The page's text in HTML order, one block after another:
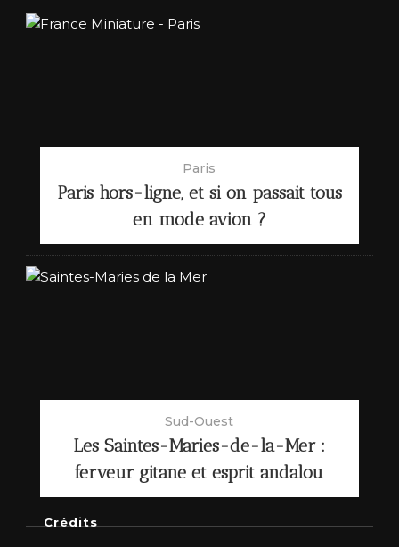
Paris
Paris hors-ligne, et si on passait tous
en mode avion ?
Sud-Ouest
Les Saintes-Maries-de-la-Mer :
ferveur gitane et esprit andalou
Crédits